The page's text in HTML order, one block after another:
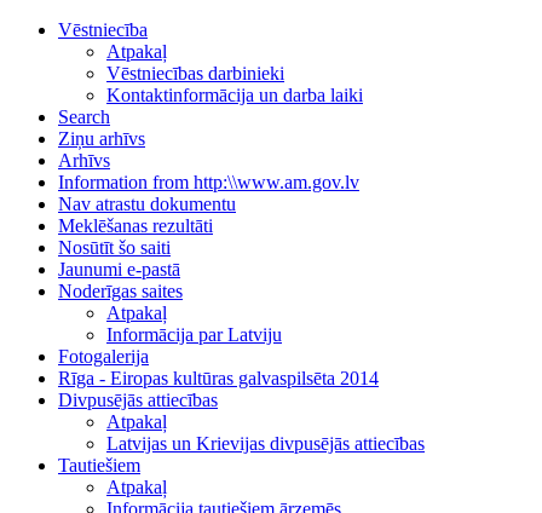
Vēstniecība
Atpakaļ
Vēstniecības darbinieki
Kontaktinformācija un darba laiki
Search
Ziņu arhīvs
Arhīvs
Information from http:\\www.am.gov.lv
Nav atrastu dokumentu
Meklēšanas rezultāti
Nosūtīt šo saiti
Jaunumi e-pastā
Noderīgas saites
Atpakaļ
Informācija par Latviju
Fotogalerija
Rīga - Eiropas kultūras galvaspilsēta 2014
Divpusējās attiecības
Atpakaļ
Latvijas un Krievijas divpusējās attiecības
Tautiešiem
Atpakaļ
Informācija tautiešiem ārzemēs